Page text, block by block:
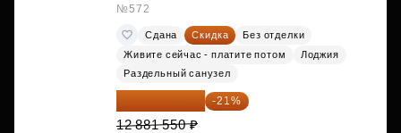
№572
Сдана Скидка
Без отделки
Живите сейчас - платите потом
Лоджия
Раздельный санузел
10 176 425 ₽ -21%
12 881 550 ₽